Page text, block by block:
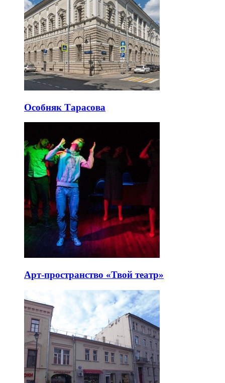
Особняк Тарасова
Арт-пространство «Твой театр»